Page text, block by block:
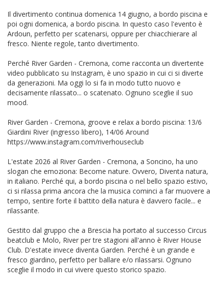
Il divertimento continua domenica 14 giugno, a bordo piscina e
poi ogni domenica, a bordo piscina. In questo caso l'evento è
Ardoun, perfetto per scatenarsi, oppure per chiacchierare al
fresco. Niente regole, tanto divertimento.
Perché River Garden - Cremona, come racconta un divertente
video pubblicato su Instagram, è uno spazio in cui ci si diverte
da generazioni. Ma oggi lo si fa in modo tutto nuovo e
decisamente rilassato... o scatenato. Ognuno sceglie il suo
mood.
River Garden - Cremona, groove e relax a bordo piscina: 13/6
Giardini River (ingresso libero), 14/06 Around
https://www.instagram.com/riverhouseclub
L'estate 2026 al River Garden - Cremona, a Soncino, ha uno
slogan che emoziona: Become nature. Ovvero, Diventa natura,
in italiano. Perché qui, a bordo piscina o nel bello spazio estivo,
ci si rilassa prima ancora che la musica cominci a far muovere a
tempo, sentire forte il battito della natura è davvero facile... e
rilassante.
Gestito dal gruppo che a Brescia ha portato al successo Circus
beatclub e Molo, River per tre stagioni all'anno è River House
Club. D'estate invece diventa Garden. Perché è un grande e
fresco giardino, perfetto per ballare e/o rilassarsi. Ognuno
sceglie il modo in cui vivere questo storico spazio.